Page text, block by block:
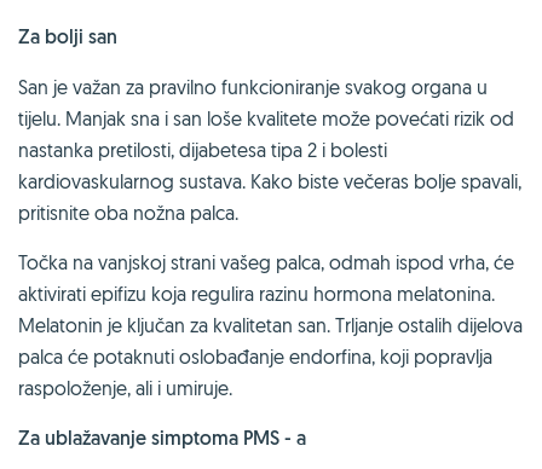
Za bolji san
San je važan za pravilno funkcioniranje svakog organa u
tijelu. Manjak sna i san loše kvalitete može povećati rizik od
nastanka pretilosti, dijabetesa tipa 2 i bolesti
kardiovaskularnog sustava. Kako biste večeras bolje spavali,
pritisnite oba nožna palca.
Točka na vanjskoj strani vašeg palca, odmah ispod vrha, će
aktivirati epifizu koja regulira razinu hormona melatonina.
Melatonin je ključan za kvalitetan san. Trljanje ostalih dijelova
palca će potaknuti oslobađanje endorfina, koji popravlja
raspoloženje, ali i umiruje.
Za ublažavanje simptoma PMS - a